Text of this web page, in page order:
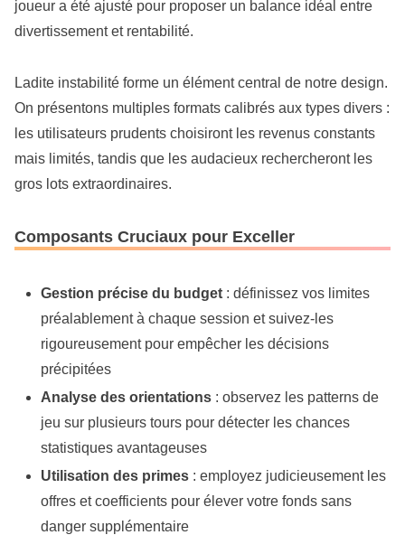
joueur a été ajusté pour proposer un balance idéal entre
divertissement et rentabilité.
Ladite instabilité forme un élément central de notre design.
On présentons multiples formats calibrés aux types divers :
les utilisateurs prudents choisiront les revenus constants
mais limités, tandis que les audacieux rechercheront les
gros lots extraordinaires.
Composants Cruciaux pour Exceller
Gestion précise du budget : définissez vos limites
préalablement à chaque session et suivez-les
rigoureusement pour empêcher les décisions
précipitées
Analyse des orientations : observez les patterns de
jeu sur plusieurs tours pour détecter les chances
statistiques avantageuses
Utilisation des primes : employez judicieusement les
offres et coefficients pour élever votre fonds sans
danger supplémentaire